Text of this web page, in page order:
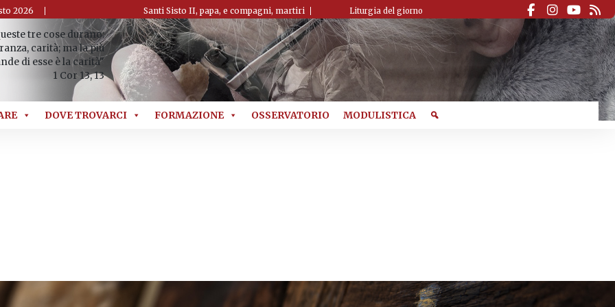
2026 Santi Sisto II, papa, e compagni, martiri Liturgia del giorno
tre cose durano:
carità; ma la più
di esse è la carità"
1 Cor 13, 13
DOVE TROVARCI FORMAZIONE OSSERVATORIO MODULISTICA